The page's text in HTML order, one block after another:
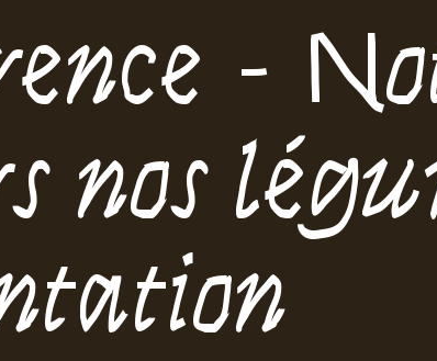
-
nos